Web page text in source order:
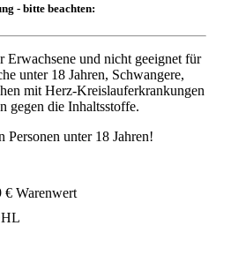
- bitte beachten:
Erwachsene und nicht geeignet für
unter 18 Jahren, Schwangere,
mit Herz-Kreislauferkrankungen
gegen die Inhaltsstoffe.
Personen unter 18 Jahren!
€ Warenwert